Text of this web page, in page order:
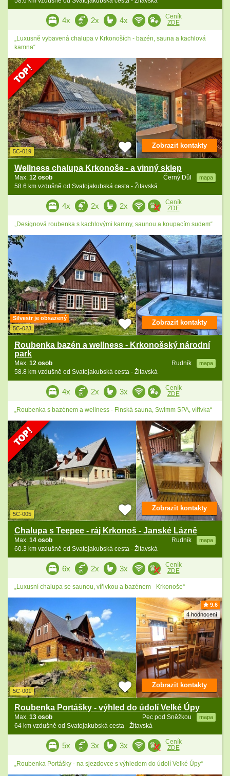
4x 2x 4x
Ceník
ZDE
„Luxusně vybavená chalupa v Krkonoších - bazén, sauna a kachlová
kamna“
5C-019
Wellness chalupa Krkonoše - a vinný sklep
Černý Důl mapa
Max. 12 osob
58.6 km vzdušně od Svatojakubská cesta - Žitavská
Zobrazit kontakty
4x 2x 2x
Ceník
ZDE
„Designová roubenka s kachlovými kamny, saunou a koupacím sudem“
Silvestr je obsazený
5C-023
Roubenka bazén a wellness - Krkonošský národní
park
Rudník mapa
Max. 12 osob
58.8 km vzdušně od Svatojakubská cesta - Žitavská
Zobrazit kontakty
4x 2x 3x
Ceník
ZDE
„Roubenka s bazénem a wellness - Finská sauna, Swimm SPA, vířivka“
5C-005
Chalupa s Teepee - ráj Krkonoš - Janské Lázně
Rudník mapa
Max. 14 osob
60.3 km vzdušně od Svatojakubská cesta - Žitavská
Zobrazit kontakty
6x 2x 3x
Ceník
ZDE
„Luxusní chalupa se saunou, vířivkou a bazénem - Krkonoše“
9.6
4 hodnocení
5C-001
Roubenka Portášky - výhled do údolí Velké Úpy
Pec pod Sněžkou mapa
Max. 13 osob
64 km vzdušně od Svatojakubská cesta - Žitavská
Zobrazit kontakty
5x 3x 3x
Ceník
ZDE
„Roubenka Portášky - na sjezdovce s výhledem do údolí Velké Úpy“